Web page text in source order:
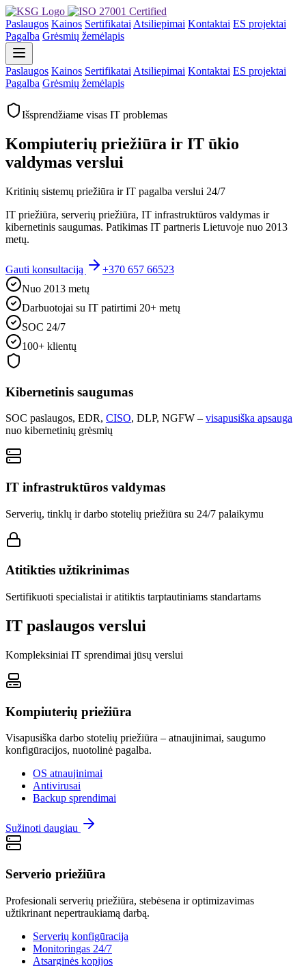
Paslaugos Kainos Sertifikatai Atsiliepimai Kontaktai ES projektai
Pagalba Grėsmių žemėlapis
Paslaugos Kainos Sertifikatai Atsiliepimai Kontaktai ES projektai
Pagalba Grėsmių žemėlapis
Išsprendžiame visas IT problemas
Kompiuterių priežiūra ir IT ūkio
valdymas verslui
Kritinių sistemų priežiūra ir IT pagalba verslui 24/7
IT priežiūra, serverių priežiūra, IT infrastruktūros valdymas ir
kibernetinis saugumas. Patikimas IT partneris Lietuvoje nuo 2013
metų.
Gauti konsultaciją
+370 657 66523
Nuo 2013 metų
Darbuotojai su IT patirtimi 20+ metų
SOC 24/7
100+ klientų
Kibernetinis saugumas
SOC paslaugos, EDR, CISO, DLP, NGFW – visapusiška apsauga
nuo kibernetinių grėsmių
IT infrastruktūros valdymas
Serverių, tinklų ir darbo stotelių priežiūra su 24/7 palaikymu
Atitikties užtikrinimas
Sertifikuoti specialistai ir atitiktis tarptautiniams standartams
IT paslaugos verslui
Kompleksiniai IT sprendimai jūsų verslui
Kompiuterių priežiūra
Visapusiška darbo stotelių priežiūra – atnaujinimai, saugumo
konfigūracijos, nuotolinė pagalba.
OS atnaujinimai
Antivirusai
Backup sprendimai
Sužinoti daugiau
Serverio priežiūra
Profesionali serverių priežiūra, stebėsena ir optimizavimas
užtikrinant nepertraukiamą darbą.
Serverių konfigūracija
Monitoringas 24/7
Atsarginės kopijos